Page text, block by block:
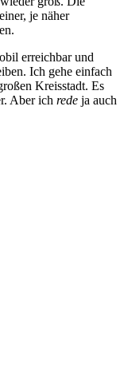
je näher
erreichbar und
Ich gehe einfach
Kreisstadt. Es
Aber ich rede ja auch